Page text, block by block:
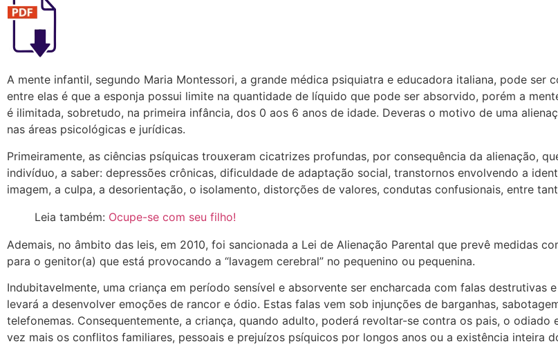
A mente infantil, segundo Maria Montessori, a grande médica psiquiatra e educadora italiana, pode ser
entre elas é que a esponja possui limite na quantidade de líquido que pode ser absorvido, porém a
é ilimitada, sobretudo, na primeira infância, dos 0 aos 6 anos de idade. Deveras o motivo de uma
nas áreas psicológicas e jurídicas.
Primeiramente, as ciências psíquicas trouxeram cicatrizes profundas, por consequência da alienação,
indivíduo, a saber: depressões crônicas, dificuldade de adaptação social, transtornos envolvendo a
imagem, a culpa, a desorientação, o isolamento, distorções de valores, condutas confusionais, entre
Leia também: Ocupe-se com seu filho!
Ademais, no âmbito das leis, em 2010, foi sancionada a Lei de Alienação Parental que prevê medidas
para o genitor(a) que está provocando a “lavagem cerebral” no pequenino ou pequenina.
Indubitavelmente, uma criança em período sensível e absorvente ser encharcada com falas destrutivas
levará a desenvolver emoções de rancor e ódio. Estas falas vem sob injunções de barganhas,
telefonemas. Consequentemente, a criança, quando adulto, poderá revoltar-se contra os pais, o
vez mais os conflitos familiares, pessoais e prejuízos psíquicos por longos anos ou a existência inteira